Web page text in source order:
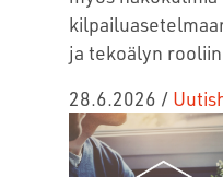
ja tekoälyn
28.6.2026 /